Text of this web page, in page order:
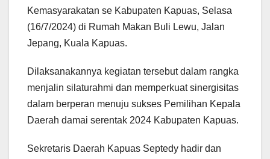
Kemasyarakatan se Kabupaten Kapuas, Selasa
(16/7/2024) di Rumah Makan Buli Lewu, Jalan
Jepang, Kuala Kapuas.
Dilaksanakannya kegiatan tersebut dalam rangka
menjalin silaturahmi dan memperkuat sinergisitas
dalam berperan menuju sukses Pemilihan Kepala
Daerah damai serentak 2024 Kabupaten Kapuas.
Sekretaris Daerah Kapuas Septedy hadir dan